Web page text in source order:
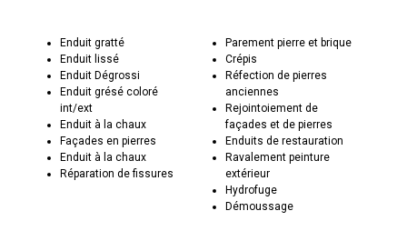
Enduit gratté
Enduit lissé
Enduit Dégrossi
Enduit grésé coloré
int/ext
Enduit à la chaux
Façades en pierres
Enduit à la chaux
Réparation de fissures
Parement pierre et brique
Crépis
Réfection de pierres
anciennes
Rejointoiement de
façades et de pierres
Enduits de restauration
Ravalement peinture
extérieur
Hydrofuge
Démoussage